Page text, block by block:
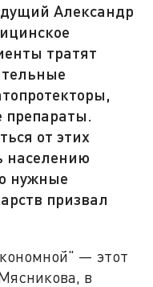
Александр
тратят
препараты.
от этих
населению
нужные
призвал
— этот
в